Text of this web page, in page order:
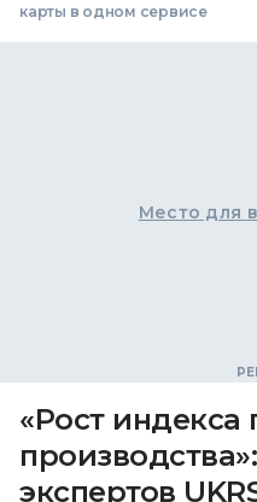
карты в одном сервисе
Место для
«Рост
экспертов